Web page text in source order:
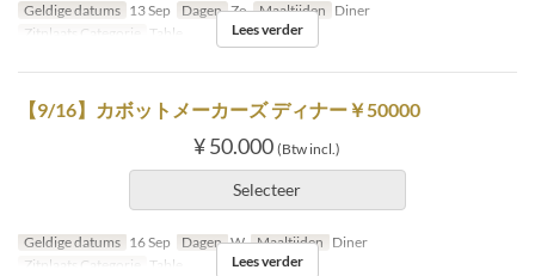
Geldige datums 13 Sep Dagen Zo Maaltijden Diner
Zitplaats Categorie
Table Lees verder
【9/16】カボットメーカーズ ディナー￥50000
¥ 50.000 (Btw incl.)
Selecteer
Geldige datums 16 Sep Dagen W Maaltijden Diner
Zitplaats Categorie
Table Lees verder